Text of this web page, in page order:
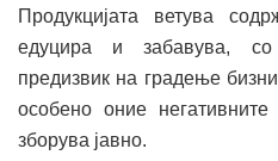
Продукцијата ветува
едуцира и забавува,
предизвик на градење
особено оние
зборува јавно.